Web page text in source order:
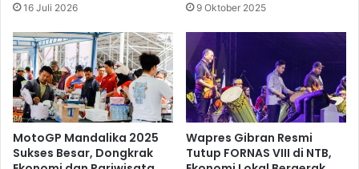
16 Juli 2026 9 Oktober 2025
MotoGP Mandalika 2025
Sukses Besar, Dongkrak
Wapres Gibran Resmi
Tutup FORNAS VIII di NTB,